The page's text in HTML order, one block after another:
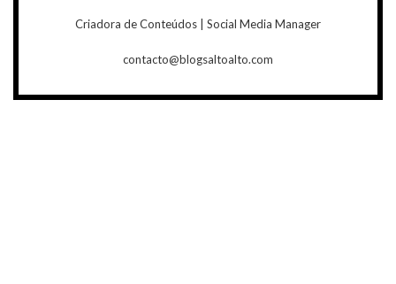
Criadora de Conteúdos | Social Media Manager
contacto@blogsaltoalto.com